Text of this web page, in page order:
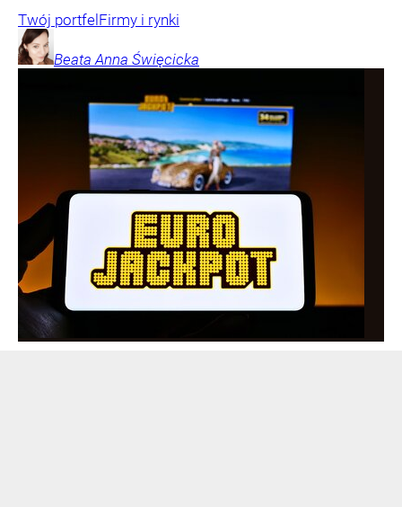
Twój portfelFirmy i rynki
Beata Anna Święcicka